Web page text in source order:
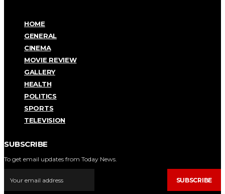
HOME
GENERAL
CINEMA
MOVIE REVIEW
GALLERY
HEALTH
POLITICS
SPORTS
TELEVISION
SUBSCRIBE
To get email updates from Today News.
SUBSCRIBE